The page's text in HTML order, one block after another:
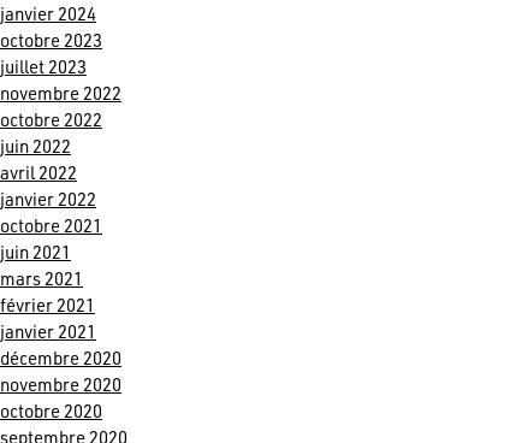
janvier 2024
octobre 2023
juillet 2023
novembre 2022
octobre 2022
juin 2022
avril 2022
janvier 2022
octobre 2021
juin 2021
mars 2021
février 2021
janvier 2021
décembre 2020
novembre 2020
octobre 2020
septembre 2020